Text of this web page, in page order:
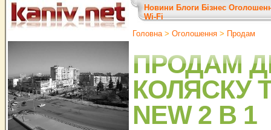
Новини Блоги Бізнес
Wi-Fi
Головна> Оголошення > Продам
ПРОДАМ
КОЛЯСКУ
NEW 2 В 1